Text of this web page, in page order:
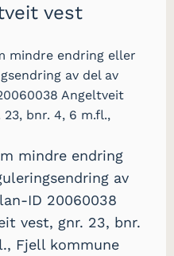
vest
mindre endring eller
av del av
Angeltveit
23, bnr. 4, 6 m.fl.,
mindre endring
av
ID 20060038
vest, gnr. 23, bnr.
Fjell kommune